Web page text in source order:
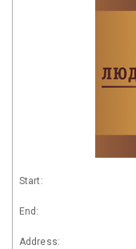
Start:
End:
Address: